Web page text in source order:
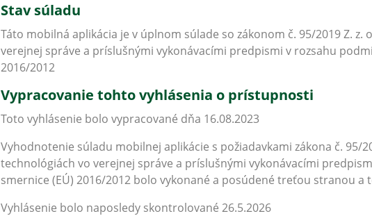
Stav súladu
Táto mobilná aplikácia je v úplnom súlade so zákonom č. 95/2019 Z.
verejnej správe a príslušnými vykonávacími predpismi v rozsahu
2016/2012
Vypracovanie tohto vyhlásenia o prístupnosti
Toto vyhlásenie bolo vypracované dňa 16.08.2023
Vyhodnotenie súladu mobilnej aplikácie s požiadavkami zákona č. 95/
technológiách vo verejnej správe a príslušnými vykonávacími
smernice (EÚ) 2016/2012 bolo vykonané a posúdené treťou stranou a
Vyhlásenie bolo naposledy skontrolované 26.5.2026